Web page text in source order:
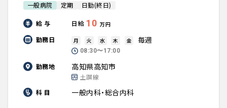
一般病院 定期 日勤(終日)
給 与 日給 10 万円
勤務日 月 火 水 木 金 毎週
08:30〜17:00
勤務地 高知県高知市
土讃線
科 目
一般内科・総合内科